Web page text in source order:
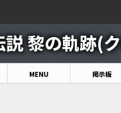
説 黎の軌跡(
MENU 掲示板